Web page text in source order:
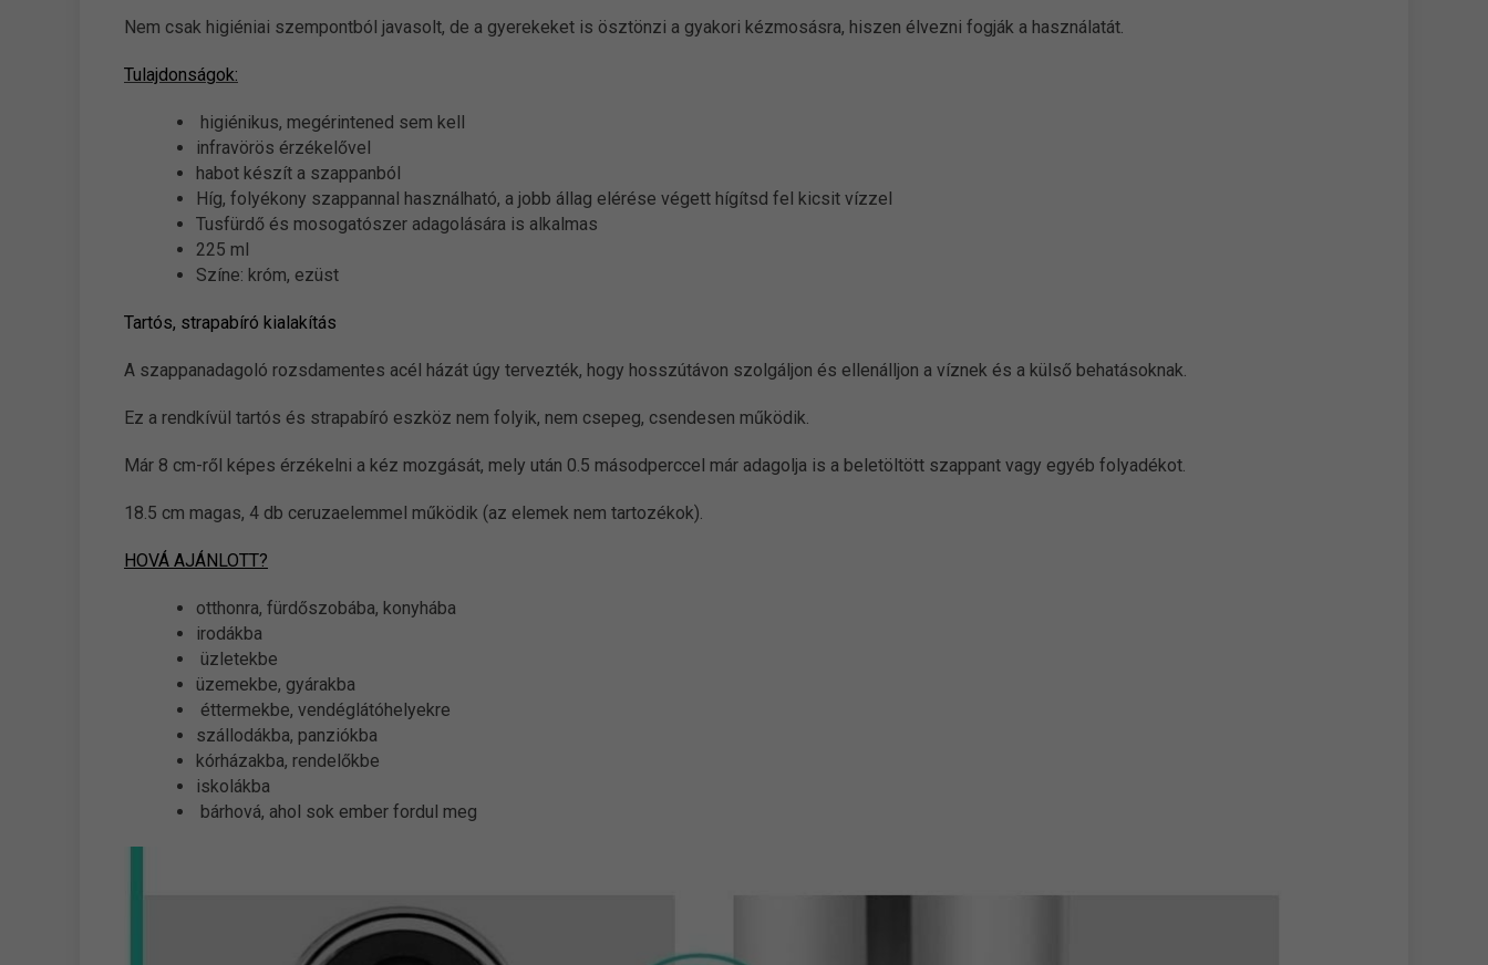
Nem csak higiéniai szempontból javasolt, de a gyerekeket is ösztönzi a gyakori kézmosásra, hiszen élvezni fogják a használatát.
Tulajdonságok:
higiénikus, megérintened sem kell
infravörös érzékelővel
habot készít a szappanból
Híg, folyékony szappannal használható, a jobb állag elérése végett hígítsd fel kicsit vízzel
Tusfürdő és mosogatószer adagolására is alkalmas
225 ml
Színe: króm, ezüst
Tartós, strapabíró kialakítás
A szappanadagoló rozsdamentes acél házát úgy tervezték, hogy hosszútávon szolgáljon és ellenálljon a víznek és a külső behatásoknak.
Ez a rendkívül tartós és strapabíró eszköz nem folyik, nem csepeg, csendesen működik.
Már 8 cm-ről képes érzékelni a kéz mozgását, mely után 0.5 másodperccel már adagolja is a beletöltött szappant vagy egyéb folyadékot.
18.5 cm magas, 4 db ceruzaelemmel működik (az elemek nem tartozékok).
HOVÁ AJÁNLOTT?
otthonra, fürdőszobába, konyhába
irodákba
üzletekbe
üzemekbe, gyárakba
éttermekbe, vendéglátóhelyekre
szállodákba, panziókba
kórházakba, rendelőkbe
iskolákba
bárhová, ahol sok ember fordul meg